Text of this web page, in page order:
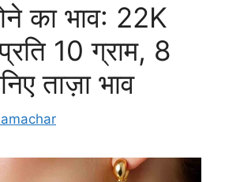
का भाव: 22K
10 ग्राम, 8
ताज़ा भाव